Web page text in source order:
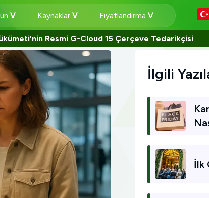
Kaynaklar Fiyatlandırma
Resmi G-Cloud 15 Çerçeve Tedarikçisi
İlgili
İlk